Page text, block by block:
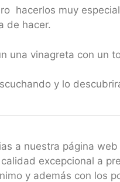
hacerlos muy
de hacer.
una vinagreta con un
y lo
a nuestra página
excepcional a
y además con los